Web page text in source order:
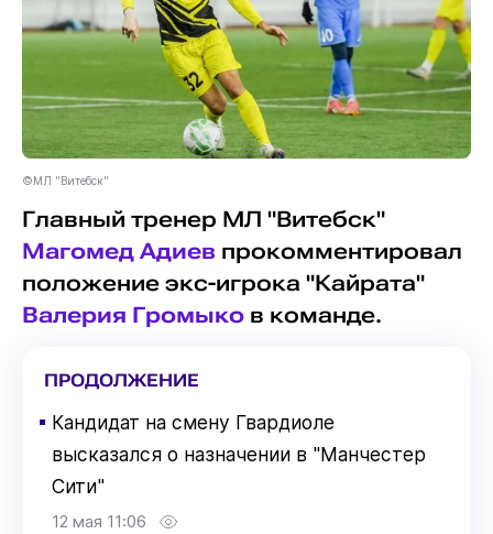
©МЛ "Витебск"
Главный тренер МЛ "Витебск"
Магомед Адиев прокомментировал
положение экс-игрока "Кайрата"
Валерия Громыков команде.
ПРОДОЛЖЕНИЕ
▪ Кандидат на смену Гвардиоле
высказался о назначении в "Манчестер
Сити"
12 мая 11:06